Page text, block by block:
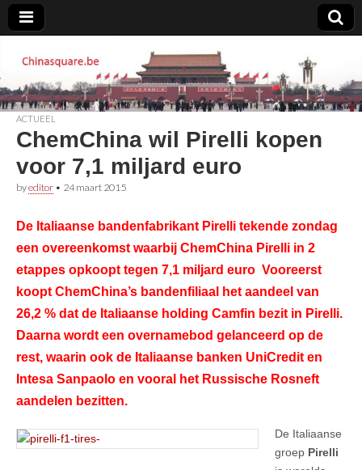
Chinasquare.be
ACTUEEL
ChemChina wil Pirelli kopen
voor 7,1 miljard euro
byeditor • 24 maart 2015
De Italiaanse bandenfabrikant Pirelli tekende zondag
een overeenkomst waarbij ChemChina Pirelli in 2
etappes opkoopt tegen 7,1 miljard euro Vooreerst
koopt ChemChina’s bandenfiliaal het aandeel van
26,2 % dat de Italiaanse holding Camfin bezit in Pirelli.
Daarna wordt een overnamebod gelanceerd op de
rest, waarin ook de Italiaanse banken UniCredit en
Intesa Sanpaolo en vooral het Russische Rosneft
aandelen bezitten.
De Italiaanse
groep Pirelli